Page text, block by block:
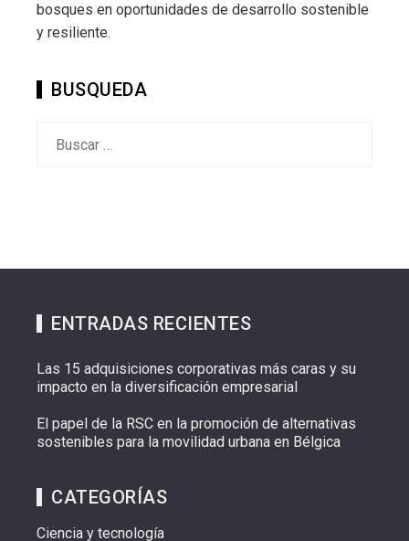
bosques en oportunidades de desarrollo sostenible
y resiliente.
BUSQUEDA
ENTRADAS RECIENTES
Las 15 adquisiciones corporativas más caras y su
impacto en la diversificación empresarial
El papel de la RSC en la promoción de alternativas
sostenibles para la movilidad urbana en Bélgica
CATEGORÍAS
Ciencia y tecnología